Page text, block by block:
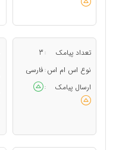
تعداد پیامک :
3
نوع اس ام اس : فارسی
ارسال پیامک
: